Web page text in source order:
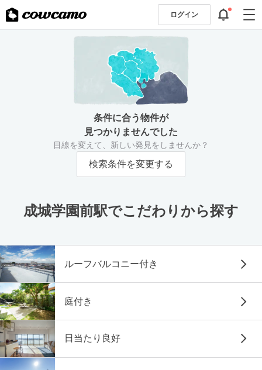
ログイン
条件に合う物件が
見つかりませんでした
目線を変えて、新しい発見をしませんか？
検索条件を変更する
成城学園前駅でこだわりから探す
ルーフバルコニー付き
庭付き
日当たり良好